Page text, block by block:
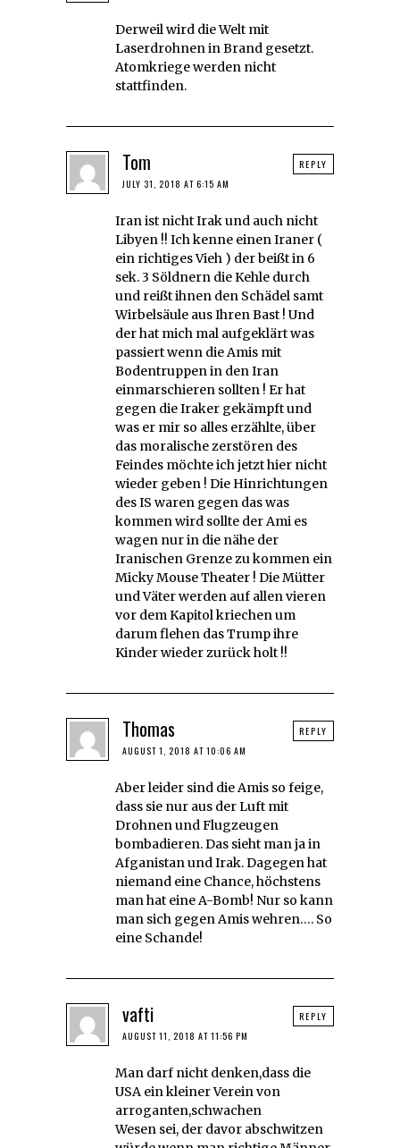
Derweil wird die Welt mit
Laserdrohnen in Brand gesetzt.
Atomkriege werden nicht
stattfinden.
Tom
JULY 31, 2018 AT 6:15 AM
Iran ist nicht Irak und auch nicht
Libyen !! Ich kenne einen Iraner (
ein richtiges Vieh ) der beißt in 6
sek. 3 Söldnern die Kehle durch
und reißt ihnen den Schädel samt
Wirbelsäule aus Ihren Bast ! Und
der hat mich mal aufgeklärt was
passiert wenn die Amis mit
Bodentruppen in den Iran
einmarschieren sollten ! Er hat
gegen die Iraker gekämpft und
was er mir so alles erzählte, über
das moralische zerstören des
Feindes möchte ich jetzt hier nicht
wieder geben ! Die Hinrichtungen
des IS waren gegen das was
kommen wird sollte der Ami es
wagen nur in die nähe der
Iranischen Grenze zu kommen ein
Micky Mouse Theater ! Die Mütter
und Väter werden auf allen vieren
vor dem Kapitol kriechen um
darum flehen das Trump ihre
Kinder wieder zurück holt !!
REPLY
Thomas
AUGUST 1, 2018 AT 10:06 AM
Aber leider sind die Amis so feige,
dass sie nur aus der Luft mit
Drohnen und Flugzeugen
bombadieren. Das sieht man ja in
Afganistan und Irak. Dagegen hat
niemand eine Chance, höchstens
man hat eine A-Bomb! Nur so kann
man sich gegen Amis wehren…. So
eine Schande!
REPLY
vafti
AUGUST 11, 2018 AT 11:56 PM
Man darf nicht denken,dass die
USA ein kleiner Verein von
arroganten,schwachen
Wesen sei, der davor abschwitzen
REPLY